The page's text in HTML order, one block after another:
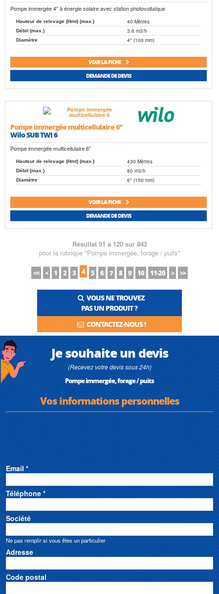
Pompe immergée 4" à énergie solaire avec station photovoltaïque
Hauteur de relevage (Hmt) (max.) 40 Mètres
Débit (max.) 3.6 m3/h
Diamètre 4" (100 mm)
VOIR LA FICHE
DEMANDE DE DEVIS
Pompe immergée multicellulaire 6"
Wilo SUB TWI 6
Pompe immergée multicellulaire 6"
Hauteur de relevage (Hmt) (max.) 430 Mètres
Débit (max.) 80 m3/h
Diamètre 6" (150 mm)
VOIR LA FICHE
DEMANDE DE DEVIS
Résultat 91 à 120 sur 842
pour la rubrique "Pompe immergée, forage / puits"
<< < 1 2 3 4 5 6 7 8 9 10 11-20 > >>
VOUS NE TROUVEZ
PAS UN PRODUIT ?
CONTACTEZ-NOUS !
Je souhaite un devis
(Recevez votre devis sous 24h)
Pompe immergée, forage / puits
Vos informations personnelles
Email *
Téléphone *
Société
Ne pas remplir si vous êtes un particulier
Adresse
Code postal